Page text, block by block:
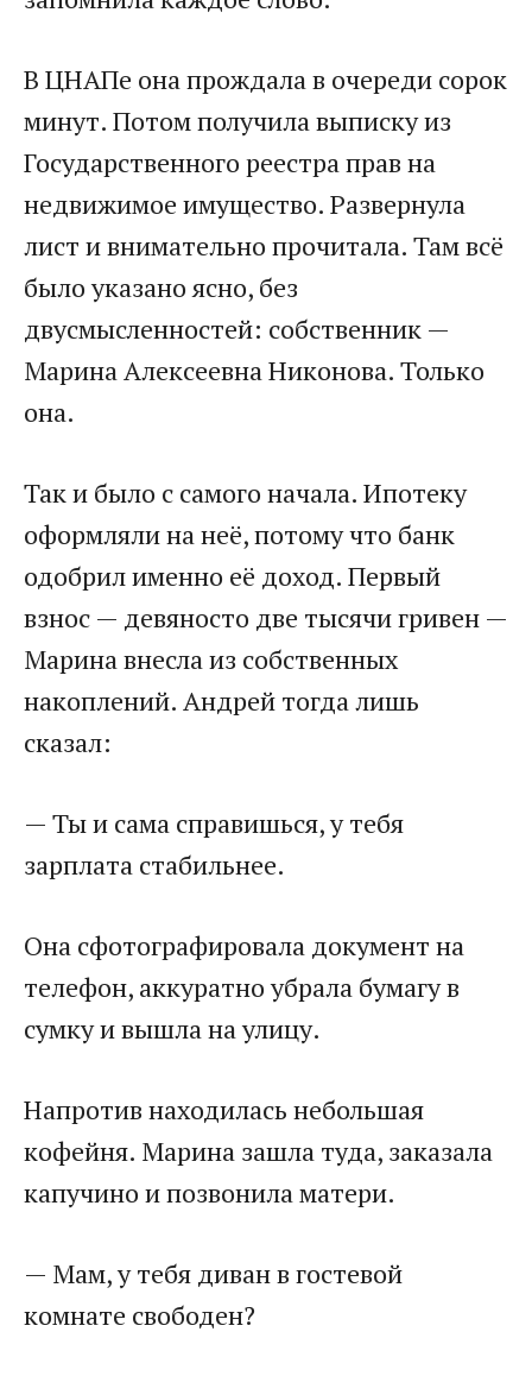
В ЦНАПе она прождала в очереди сорок
минут. Потом получила выписку из
Государственного реестра прав на
недвижимое имущество. Развернула
лист и внимательно прочитала. Там всё
было указано ясно, без
двусмысленностей: собственник —
Марина Алексеевна Никонова. Только
она.
Так и было с самого начала. Ипотеку
оформляли на неё, потому что банк
одобрил именно её доход. Первый
взнос — девяносто две тысячи гривен —
Марина внесла из собственных
накоплений. Андрей тогда лишь
сказал:
— Ты и сама справишься, у тебя
зарплата стабильнее.
Она сфотографировала документ на
телефон, аккуратно убрала бумагу в
сумку и вышла на улицу.
Напротив находилась небольшая
кофейня. Марина зашла туда, заказала
капучино и позвонила матери.
— Мам, у тебя диван в гостевой
комнате свободен?